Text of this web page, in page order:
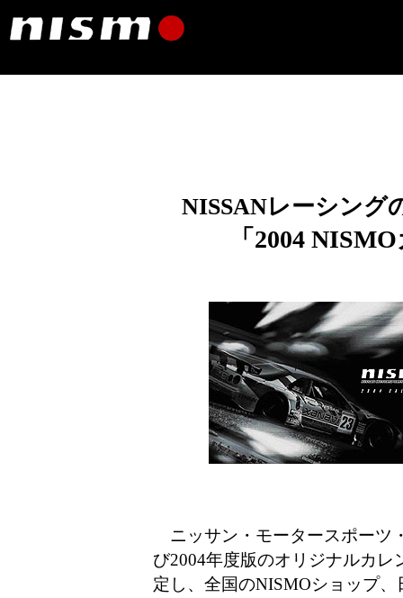
NISSANレーシング
「2004
ニッサン・モータースポーツ
び2004年度版のオリジナルカ
定し、全国のNISMOショップ